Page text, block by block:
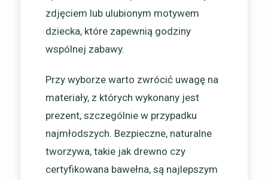
zdjęciem lub ulubionym motywem
dziecka, które zapewnią godziny
wspólnej zabawy.
Przy wyborze warto zwrócić uwagę na
materiały, z których wykonany jest
prezent, szczególnie w przypadku
najmłodszych. Bezpieczne, naturalne
tworzywa, takie jak drewno czy
certyfikowana bawełna, są najlepszym